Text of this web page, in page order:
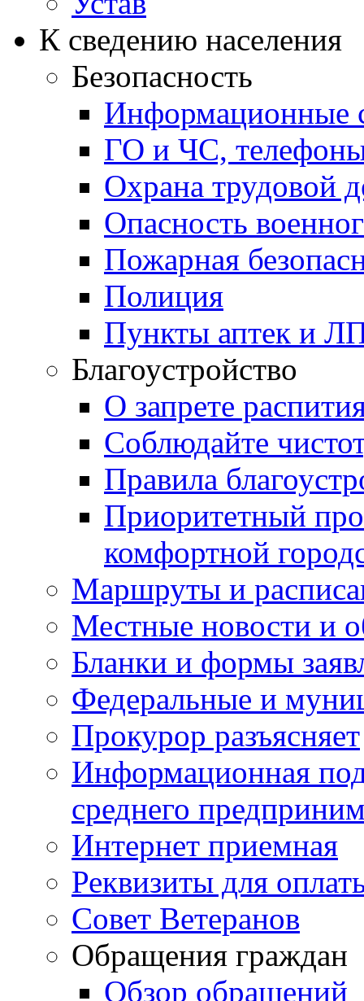
К сведению населения
Безопасность
Информационные
ГО и ЧС,
Охрана трудовой
Опасность
Пожарная
Полиция
Пункты аптек и
Благоустройство
О запрете
Соблюдайте
Правила
Приоритетный
комфортной
Маршруты и
Местные новости и
Бланки и формы
Федеральные и
Прокурор разъясняет
Информационная
среднего
Интернет приемная
Реквизиты для
Совет Ветеранов
Обращения граждан
Обзор обращений